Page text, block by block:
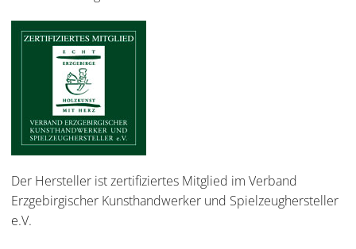
Der Hersteller ist zertifiziertes Mitglied im Verband
Erzgebirgischer Kunsthandwerker und Spielzeughersteller
e.V.